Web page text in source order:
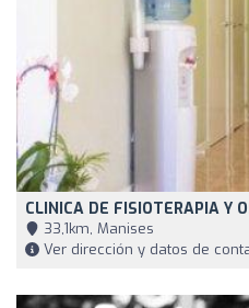
CLINICA DE FISIOTERAPIA Y
33,1km, Manises
Ver dirección y datos de